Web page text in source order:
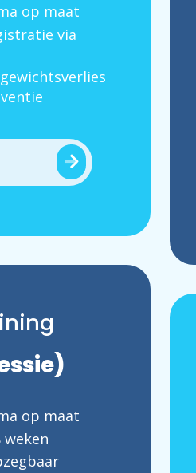
op maat
via
op maat
weken